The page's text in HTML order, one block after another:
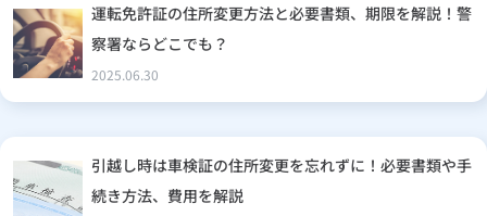
運転免許証の住所変更方法と必要書類、期限を解説！警
察署ならどこでも？
2025.06.30
引越し時は車検証の住所変更を忘れずに！必要書類や手
続き方法、費用を解説